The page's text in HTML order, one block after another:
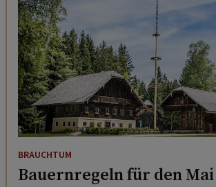
BRAUCHTUM
Bauernregeln für den Mai